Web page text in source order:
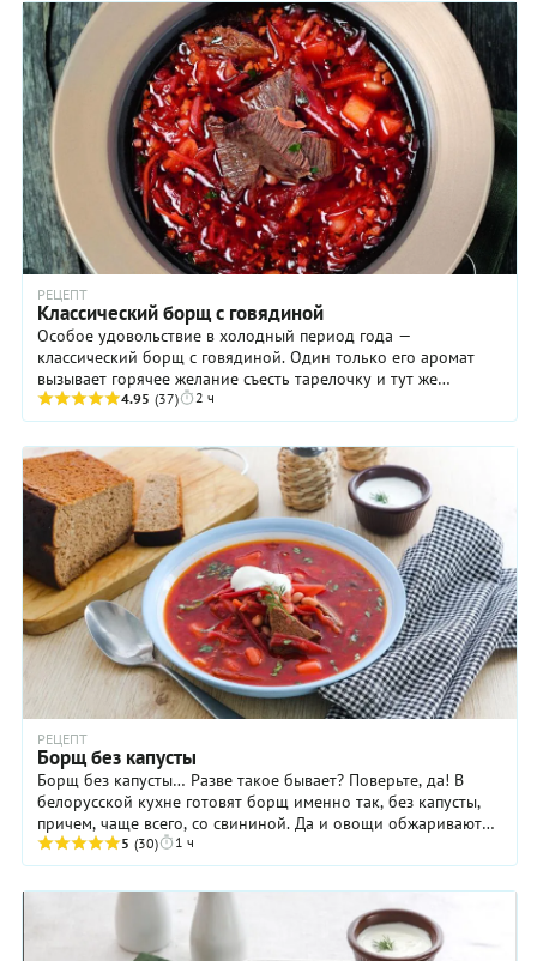
РЕЦЕПТ
Классический борщ с говядиной
Особое удовольствие в холодный период года —
классический борщ с говядиной. Один только его аромат
вызывает горячее желание съесть тарелочку и тут же
попросить вторую! Поэтому готовить это блюдо стоит ...
4.95 (37) 2 ч
РЕЦЕПТ
Борщ без капусты
Борщ без капусты… Разве такое бывает? Поверьте, да! В
белорусской кухне готовят борщ именно так, без капусты,
причем, чаще всего, со свининой. Да и овощи обжаривают
на сале. Иногда в такой борщ еще и ...
5 (30) 1 ч